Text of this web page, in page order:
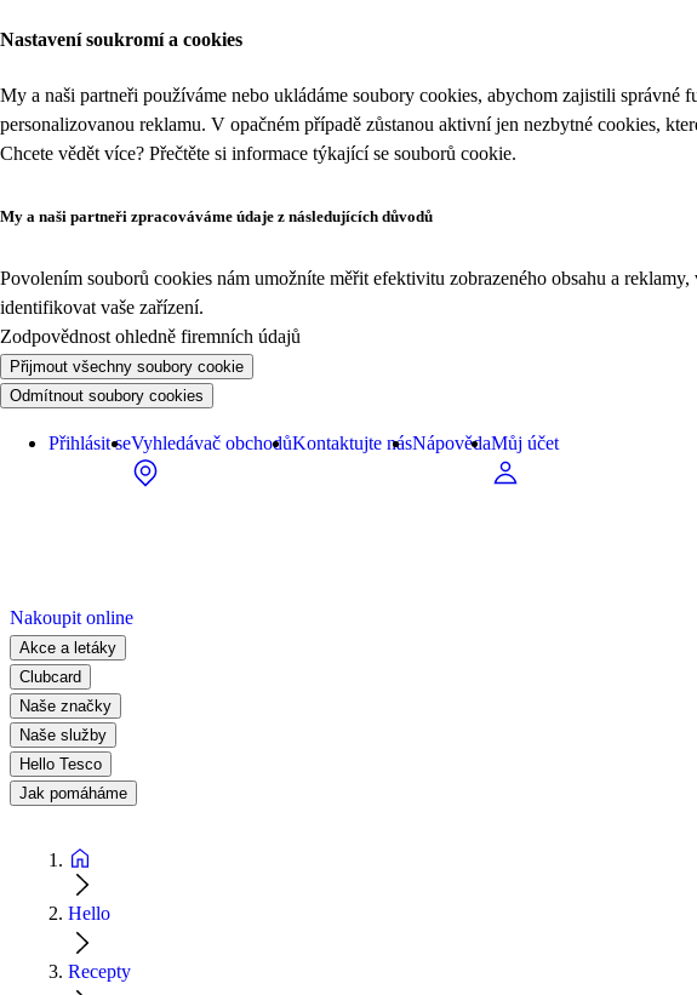
Nastavení soukromí a cookies
My a naši partneři používáme nebo ukládáme soubory cookies, abychom zajistili
personalizovanou reklamu. V opačném případě zůstanou aktivní jen nezbytné cookies,
Chcete vědět více? Přečtěte si informace týkající se souborů cookie.
My a naši partneři zpracováváme údaje z následujících důvodů
Povolením souborů cookies nám umožníte měřit efektivitu zobrazeného obsahu a
identifikovat vaše zařízení.
Zodpovědnost ohledně firemních údajů
Přijmout všechny soubory cookie
Odmítnout soubory cookies
Přihlásit seVyhledávač obchodůKontaktujte násNápovědaMůj účet
Nakoupit online
Akce a letáky
Clubcard
Naše značky
Naše služby
Hello Tesco
Jak pomáháme
Hello
Recepty